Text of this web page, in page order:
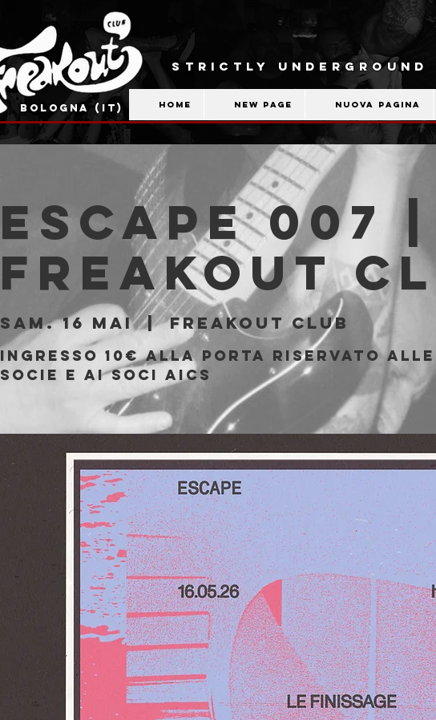
BOLOGNA (IT)
STRICTLY
Home New Page Nuova pagina
ESCAPE 007 |
Freakout
sam. 16 mai
  |
Freakout Club
Ingresso 10€ alla porta riservato alle
socie e ai soci AICS